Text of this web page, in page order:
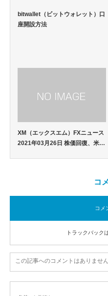
bitwallet（ビットウォレット）口
座開設方法
XM（エックスエム）FXニュース
2021年03月26日 株価回復、米…
コ
コメ
トラックバック
この記事へのコメントはありません